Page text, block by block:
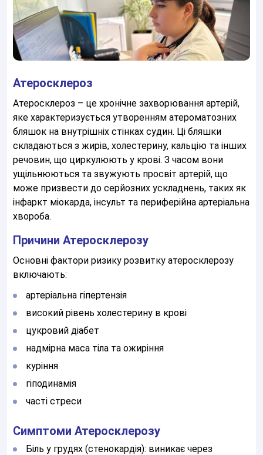
Атеросклероз
Атеросклероз – це хронічне захворювання артерій,
яке характеризується утворенням атероматозних
бляшок на внутрішніх стінках судин. Ці бляшки
складаються з жирів, холестерину, кальцію та інших
речовин, що циркулюють у крові. З часом вони
ущільнюються та звужують просвіт артерій, що
може призвести до серйозних ускладнень, таких як
інфаркт міокарда, інсульт та периферійна артеріальна
хвороба.
Причини Атеросклерозу
Основні фактори ризику розвитку атеросклерозу
включають:
артеріальна гіпертензія
високий рівень холестерину в крові
цукровий діабет
надмірна маса тіла та ожиріння
куріння
гіподинамія
часті стреси
Симптоми Атеросклерозу
Біль у грудях (стенокардія): виникає через